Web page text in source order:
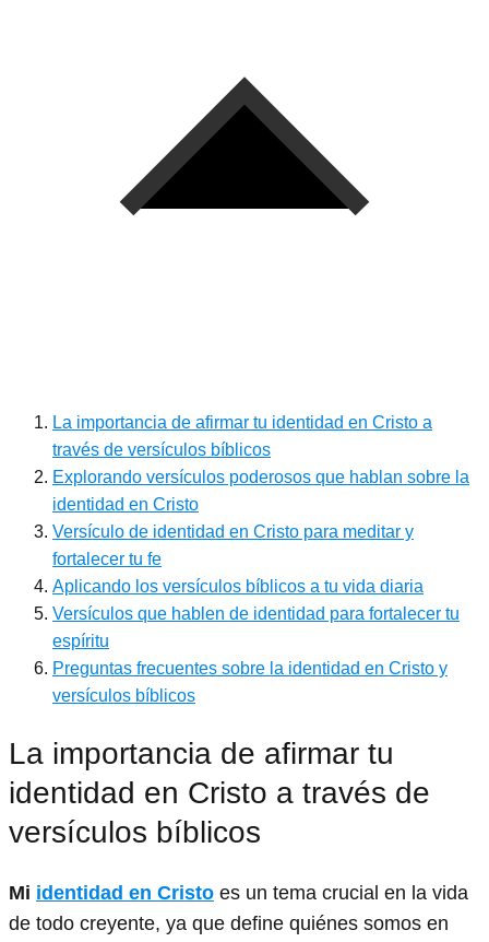
La importancia de afirmar tu identidad en Cristo a
través de versículos bíblicos
Explorando versículos poderosos que hablan sobre la
identidad en Cristo
Versículo de identidad en Cristo para meditar y
fortalecer tu fe
Aplicando los versículos bíblicos a tu vida diaria
Versículos que hablen de identidad para fortalecer tu
espíritu
Preguntas frecuentes sobre la identidad en Cristo y
versículos bíblicos
La importancia de afirmar tu
identidad en Cristo a través de
versículos bíblicos
Mi identidad en Cristo es un tema crucial en la vida
de todo creyente, ya que define quiénes somos en